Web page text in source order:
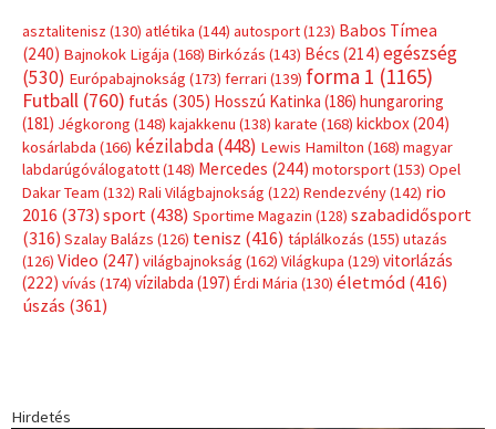
asztalitenisz (130) atlétika (144) autosport(123) Babos Tímea
(240) Bajnokok Ligája (168) Birkózás (143) Bécs (214) egészség
(530) Európabajnokság (173) ferrari (139) forma 1 (1165)
Futball (760) futás (305) Hosszú Katinka (186) hungaroring
(181) Jégkorong (148) kajakkenu (138) karate (168) kickbox(204)
kosárlabda (166) kézilabda(448) Lewis Hamilton (168) magyar
labdarúgóválogatott(148) Mercedes (244) motorsport(153) Opel
Dakar Team (132) Rali Világbajnokság (122) Rendezvény(142) rio
2016 (373) sport(438) Sportime Magazin (128) szabadidősport
(316) Szalay Balázs (126) tenisz (416) táplálkozás (155) utazás
(126) Video (247) világbajnokság (162) Világkupa (129) vitorlázás
(222) vívás (174) vízilabda (197) Érdi Mária (130) életmód(416)
úszás (361)
Hirdetés